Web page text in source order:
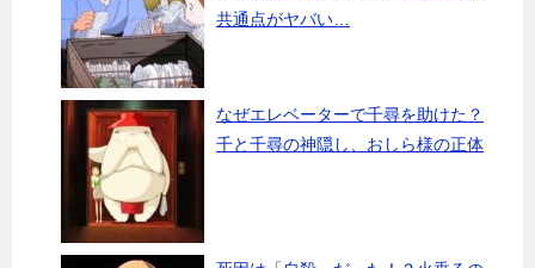
共通点がヤバい…
なぜエレベーターで千尋を助けた？
千と千尋の神隠し、おしら様の正体